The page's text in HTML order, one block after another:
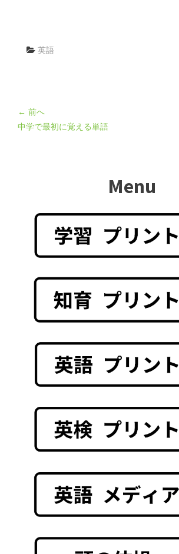
英語
← 前へ
中学で最初に覚える単語
Menu